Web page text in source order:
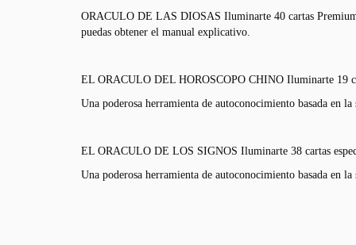
ORACULO DE LAS DIOSAS Iluminarte 40 cartas
puedas obtener el manual explicativo.
EL ORACULO DEL HOROSCOPO CHINO Iluminarte 19
Una poderosa herramienta de autoconocimiento basada en
EL ORACULO DE LOS SIGNOS Iluminarte 38 cartas
Una poderosa herramienta de autoconocimiento basada en